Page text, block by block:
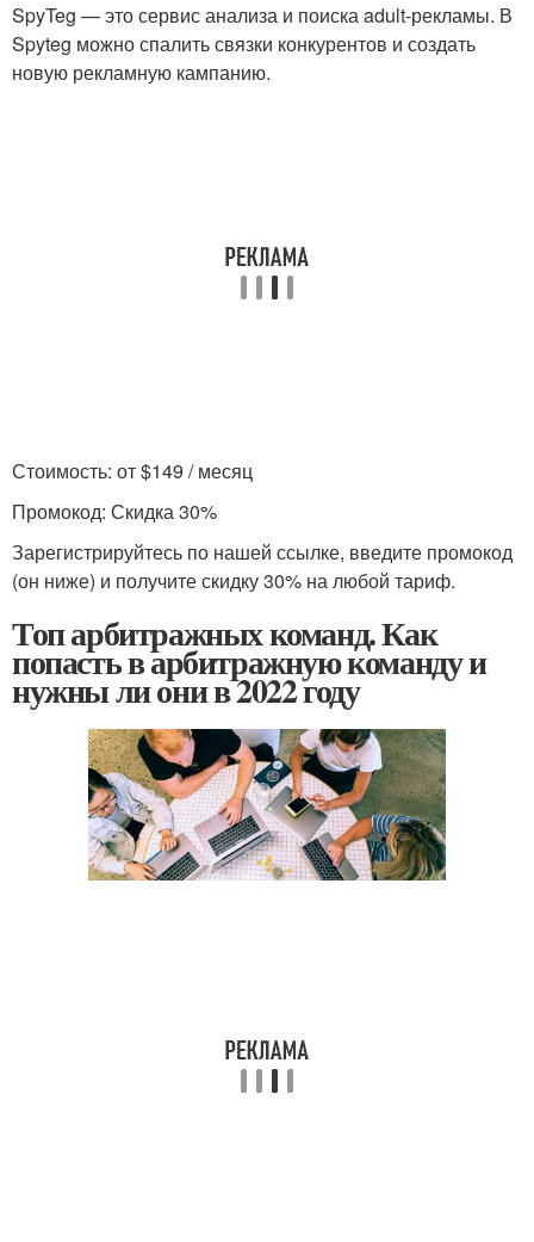
SpyTeg — это сервис анализа и поиска adult-рекламы. В
Spyteg можно спалить связки конкурентов и создать
новую рекламную кампанию.
Стоимость: от $149 / месяц
Промокод: Скидка 30%
Зарегистрируйтесь по нашей ссылке, введите промокод
(он ниже) и получите скидку 30% на любой тариф.
Топ арбитражных команд. Как
попасть в арбитражную команду и
нужны ли они в 2022 году